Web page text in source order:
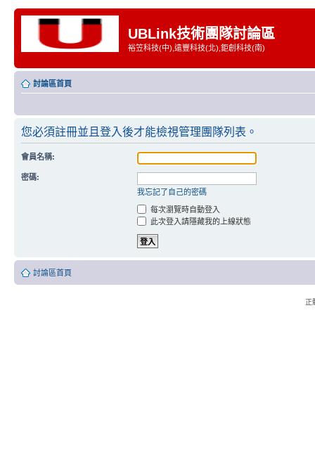
UBLink技術團隊討論區
裕笠科技(中),遠豐科技(北),鉅創科技(南)
討論區首頁
您必須註冊並且登入後才能檢視管理團隊列表。
會員名稱:
密碼:
我忘記了自己的密碼
每次瀏覽時自動登入
此次登入請隱藏我的上線狀態
討論區首頁
正